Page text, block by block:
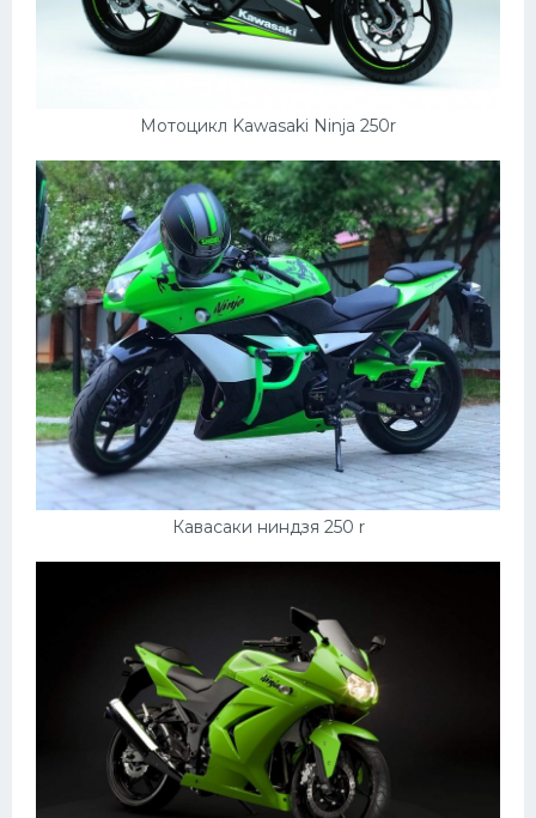
Мотоцикл Kawasaki Ninja 250r
Кавасаки ниндзя 250 r